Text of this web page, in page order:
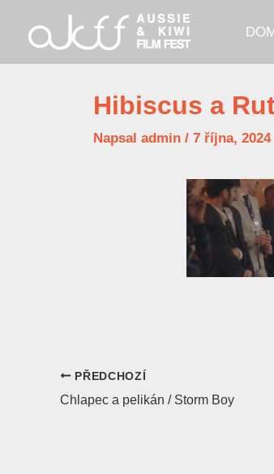
Hibiscus a
Napsal admin / 7 října, 2024
PŘEDCHOZÍ
Chlapec a pelikán / Storm Boy